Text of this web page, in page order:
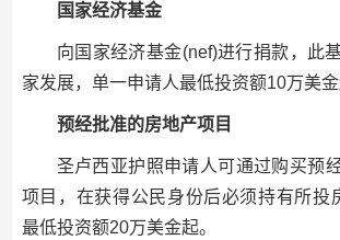
国家经济基金
向国家经济基金(nef)进行捐款，此
家发展，单一申请人最低投资额10万美金
预经批准的房地产项目
圣卢西亚护照申请人可通过购买预
项目，在获得公民身份后必须持有所投
最低投资额20万美金起。